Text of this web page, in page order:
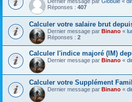
Réponses : 407
Calculer votre salaire brut
Dernier message par Binano «
Réponses : 2
Calculer l'indice majoré (IM)
Dernier message par Binano «
Calculer votre Supplément
Dernier message par Binano «